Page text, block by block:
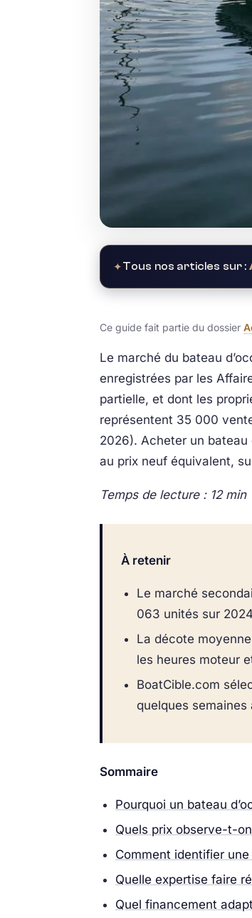
✦Tous nos articles sur :
Ce guide fait partie du dossier
Le marché du bateau
enregistrées par les
partielle, et dont les
représentent 35 000
2026). Acheter un
au prix neuf équivalent,
Temps de lecture : 12 min
À retenir
Le marché
063 unités sur
La décote
les heures moteur
BoatCible.com
quelques
Sommaire
Pourquoi un bateau
Quels prix observe-t-
Comment identifier
Quelle expertise faire
Quel financement